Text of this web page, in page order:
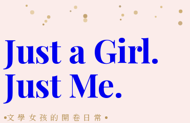
要
內
容
Just a Girl.
Just Me.
文學女孩的開卷日常